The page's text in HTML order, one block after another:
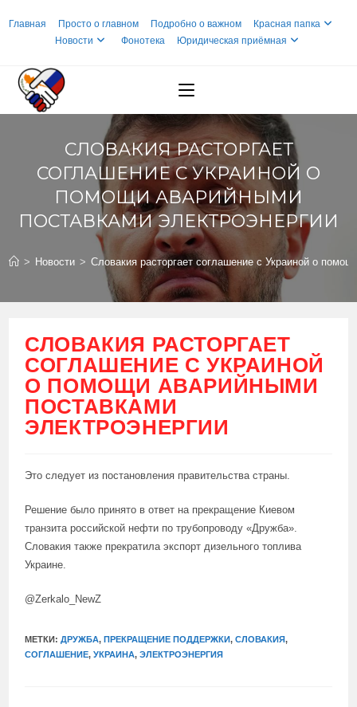
Главная Просто о главном Подробно о важном
Красная папка
Новости
Фонотека Юридическая приёмная
СЛОВАКИЯ РАСТОРГАЕТ
СОГЛАШЕНИЕ С УКРАИНОЙ О
ПОМОЩИ АВАРИЙНЫМИ
ПОСТАВКАМИ ЭЛЕКТРОЭНЕРГИИ
> Новости > Словакия расторгает соглашение с Украиной о
СЛОВАКИЯ РАСТОРГАЕТ
СОГЛАШЕНИЕ С УКРАИНОЙ
О ПОМОЩИ АВАРИЙНЫМИ
ПОСТАВКАМИ
ЭЛЕКТРОЭНЕРГИИ
Это следует из постановления правительства страны.
Решение было принято в ответ на прекращение Киевом
транзита российской нефти по трубопроводу «Дружба».
Словакия также прекратила экспорт дизельного топлива
Украине.
@Zerkalo_NewZ
МЕТКИ:ДРУЖБА, ПРЕКРАЩЕНИЕ ПОДДЕРЖКИ, СЛОВАКИЯ,
СОГЛАШЕНИЕ, УКРАИНА, ЭЛЕКТРОЭНЕРГИЯ